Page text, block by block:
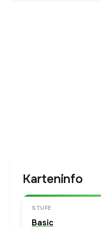
Karteninfo
STUFE
Basic